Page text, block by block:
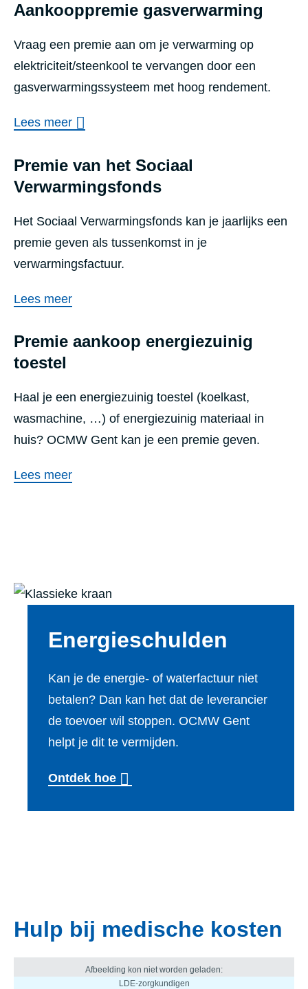
Aankooppremie gasverwarming
Vraag een premie aan om je verwarming op
elektriciteit/steenkool te vervangen door een
gasverwarmingssysteem met hoog rendement.
Lees meer
Premie van het Sociaal
Verwarmingsfonds
Het Sociaal Verwarmingsfonds kan je jaarlijks een
premie geven als tussenkomst in je
verwarmingsfactuur.
Lees meer
Premie aankoop energiezuinig
toestel
Haal je een energiezuinig toestel (koelkast,
wasmachine, …) of energiezuinig materiaal in
huis? OCMW Gent kan je een premie geven.
Lees meer
Ener­gie­schul­den
Kan je de energie- of waterfactuur niet
betalen? Dan kan het dat de leverancier
de toevoer wil stoppen. OCMW Gent
helpt je dit te vermijden.
Ontdek hoe
Hulp bij medische kosten